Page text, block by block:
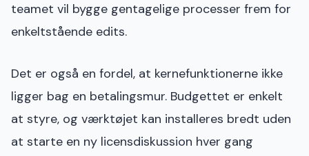
teamet vil bygge gentagelige processer frem for
enkeltstående edits.
Det er også en fordel, at kernefunktionerne ikke
ligger bag en betalingsmur. Budgettet er enkelt
at styre, og værktøjet kan installeres bredt uden
at starte en ny licensdiskussion hver gang